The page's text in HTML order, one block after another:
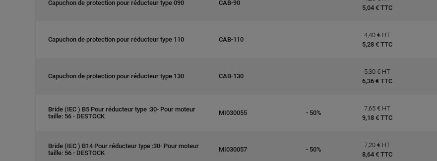
Capuchon de protection pour réducteur type 090 CAB-90
5,04 € TTC
Capuchon de protection pour réducteur type 110 CAB-110
4,40 € HT
5,28 € TTC
Capuchon de protection pour réducteur type 130 CAB-130
5,30 € HT
6,36 € TTC
Bride (IEC ) B5 Pour réducteur type :30- Pour moteur
taille: 56 - DESTOCK
MI030055 - 50%
7,65 € HT
9,18 € TTC
Bride (IEC ) B14 Pour réducteur type :30- Pour moteur
taille: 56 - DESTOCK
MI030057 - 50%
7,20 € HT
8,64 € TTC